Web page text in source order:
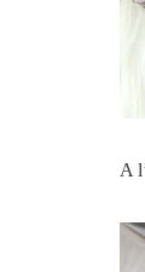
A